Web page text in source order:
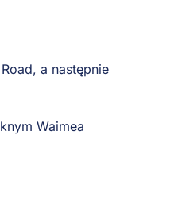
a następnie
Waimea